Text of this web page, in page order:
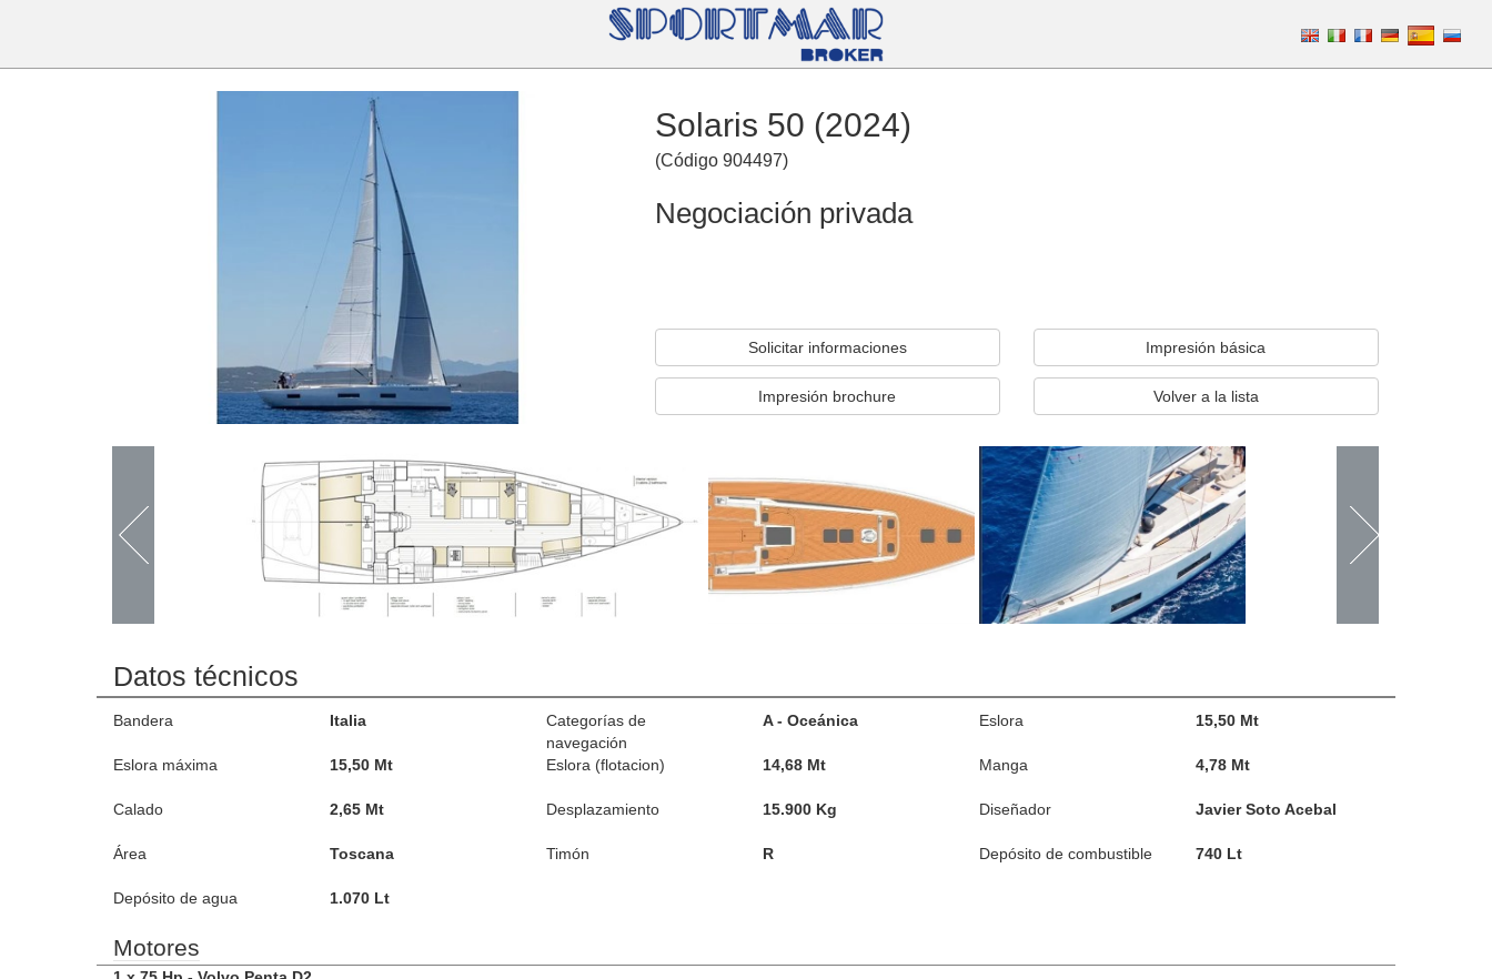
Solaris 50 (2024)
(Código 904497)
Negociación privada
Solicitar informaciones Impresión básica
Impresión brochure Volver a la lista
Datos técnicos
Bandera Italia
Categorías de
navegación
A - Oceánica Eslora 15,50 Mt
Eslora máxima 15,50 Mt Eslora (flotacion) 14,68 Mt Manga 4,78 Mt
Calado 2,65 Mt Desplazamiento 15.900 Kg Diseñador Javier Soto Acebal
Área Toscana Timón R Depósito de combustible 740 Lt
Depósito de agua 1.070 Lt
Motores